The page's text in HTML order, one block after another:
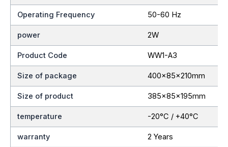
Operating Frequency 50-60 Hz
power 2W
Product Code WW1-A3
Size of package 400x85x210mm
Size of product 385x85x195mm
temperature -20°C / +40°C
warranty 2 Years